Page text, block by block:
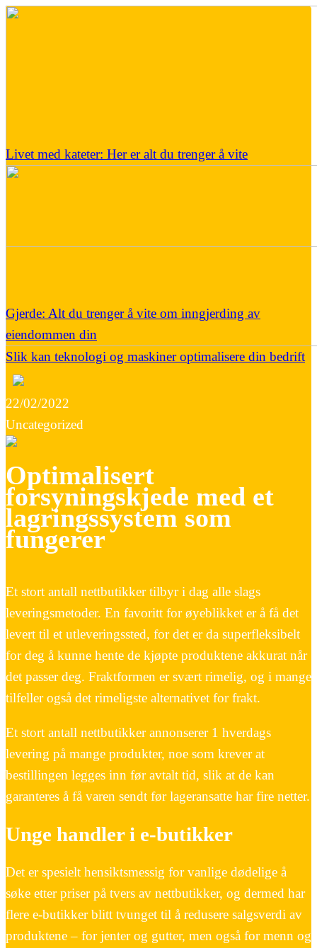
Livet med kateter: Her er alt du trenger å vite
Gjerde: Alt du trenger å vite om inngjerding av
eiendommen din
Slik kan teknologi og maskiner optimalisere din bedrift
22/02/2022
Uncategorized
Optimalisert
forsyningskjede med et
lagringssystem som
fungerer
Et stort antall nettbutikker tilbyr i dag alle slags
leveringsmetoder. En favoritt for øyeblikket er å få det
levert til et utleveringssted, for det er da superfleksibelt
for deg å kunne hente de kjøpte produktene akkurat når
det passer deg. Fraktformen er svært rimelig, og i mange
tilfeller også det rimeligste alternativet for frakt.
Et stort antall nettbutikker annonserer 1 hverdags
levering på mange produkter, noe som krever at
bestillingen legges inn før avtalt tid, slik at de kan
garanteres å få varen sendt før lageransatte har fire netter.
Unge handler i e-butikker
Det er spesielt hensiktsmessig for vanlige dødelige å
søke etter priser på tvers av nettbutikker, og dermed har
flere e-butikker blitt tvunget til å redusere salgsverdi av
produktene – for jenter og gutter, men også for menn og